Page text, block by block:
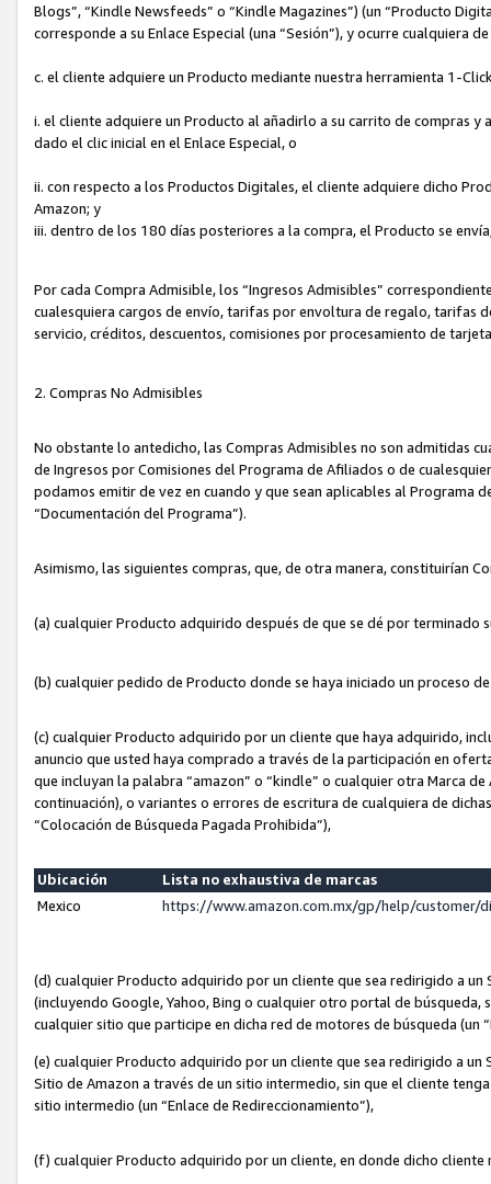
Blogs”, “Kindle Newsfeeds” o “Kindle Magazines”) (un “Producto
corresponde a su Enlace Especial (una “Sesión”), y ocurre cualquiera
c. el cliente adquiere un Producto mediante nuestra herramienta 1-
i. el cliente adquiere un Producto al añadirlo a su carrito de compras
dado el clic inicial en el Enlace Especial, o
ii. con respecto a los Productos Digitales, el cliente adquiere dicho
Amazon; y
iii. dentro de los 180 días posteriores a la compra, el Producto se
Por cada Compra Admisible, los “Ingresos Admisibles”
cualesquiera cargos de envío, tarifas por envoltura de regalo, tarifas
servicio, créditos, descuentos, comisiones por procesamiento de
2. Compras No Admisibles
No obstante lo antedicho, las Compras Admisibles no son admitidas
de Ingresos por Comisiones del Programa de Afiliados o de
podamos emitir de vez en cuando y que sean aplicables al Programa
“Documentación del Programa”).
Asimismo, las siguientes compras, que, de otra manera, constituirían
(a) cualquier Producto adquirido después de que se dé por terminado
(b) cualquier pedido de Producto donde se haya iniciado un proceso
(c) cualquier Producto adquirido por un cliente que haya adquirido,
anuncio que usted haya comprado a través de la participación en
que incluyan la palabra “amazon” o “kindle” o cualquier otra Marca
continuación), o variantes o errores de escritura de cualquiera de
“Colocación de Búsqueda Pagada Prohibida”),
Ubicación
Lista no exhaustiva de marcas
Mexico
https://www.amazon.com.mx/gp/help/customer/
(d) cualquier Producto adquirido por un cliente que sea redirigido a
(incluyendo Google, Yahoo, Bing o cualquier otro portal de
cualquier sitio que participe en dicha red de motores de búsqueda (un
(e) cualquier Producto adquirido por un cliente que sea redirigido a un
Sitio de Amazon a través de un sitio intermedio, sin que el cliente
sitio intermedio (un “Enlace de Redireccionamiento”),
(f) cualquier Producto adquirido por un cliente, en donde dicho